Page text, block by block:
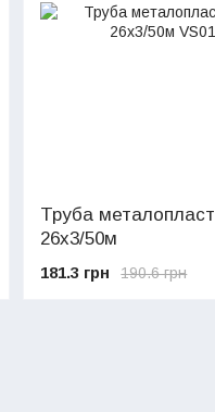
Труба
26х3/50м
190.6 грн
181.3 грн